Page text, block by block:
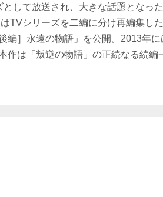
として放送され、大きな話題となっ
TVシリーズを二編に分け再編集し
編］永遠の物語」を公開。2013年
作は「叛逆の物語」の正続なる続編